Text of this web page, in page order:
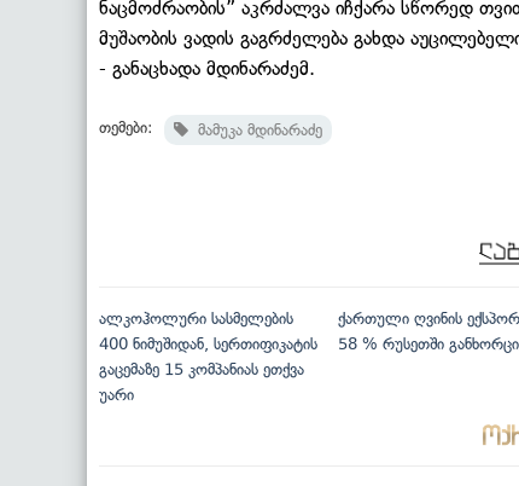
ნაცმოძრაობის” აკრძალვა იჩქარა სწორედ
მუშაობის ვადის გაგრძელება გახდა
- განაცხადა მდინარაძემ.
თემები: მამუკა მდინარაძე
ალკოჰოლური სასმელების
400 ნიმუშიდან, სერთიფიკატის
გაცემაზე 15 კომპანიას ეთქვა
უარი
ქართული ღვინის
58 % რუსეთში